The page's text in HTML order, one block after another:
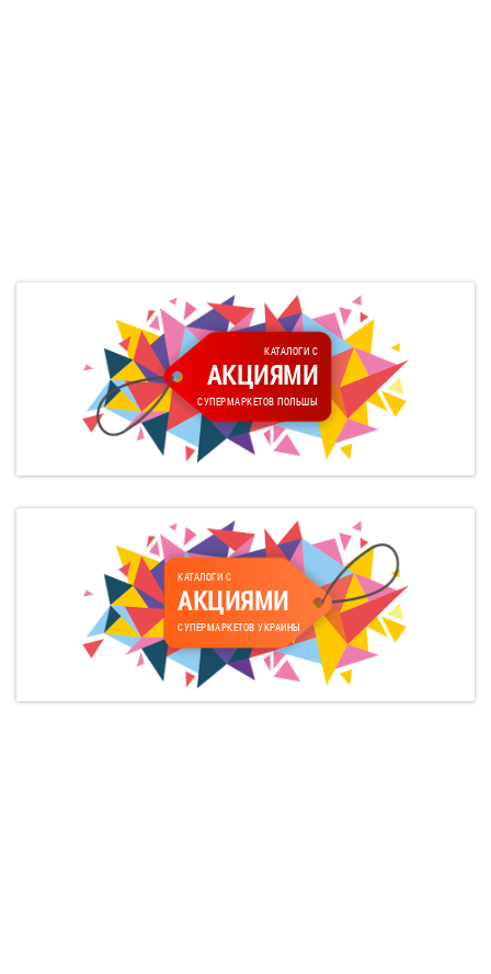
КАТАЛОГИ С
АКЦИЯМИ
СУПЕРМАРКЕТОВ ПОЛЬШЫ
КАТАЛОГИ С
АКЦИЯМИ
СУПЕРМАРКЕТОВ УКРАИНЫ